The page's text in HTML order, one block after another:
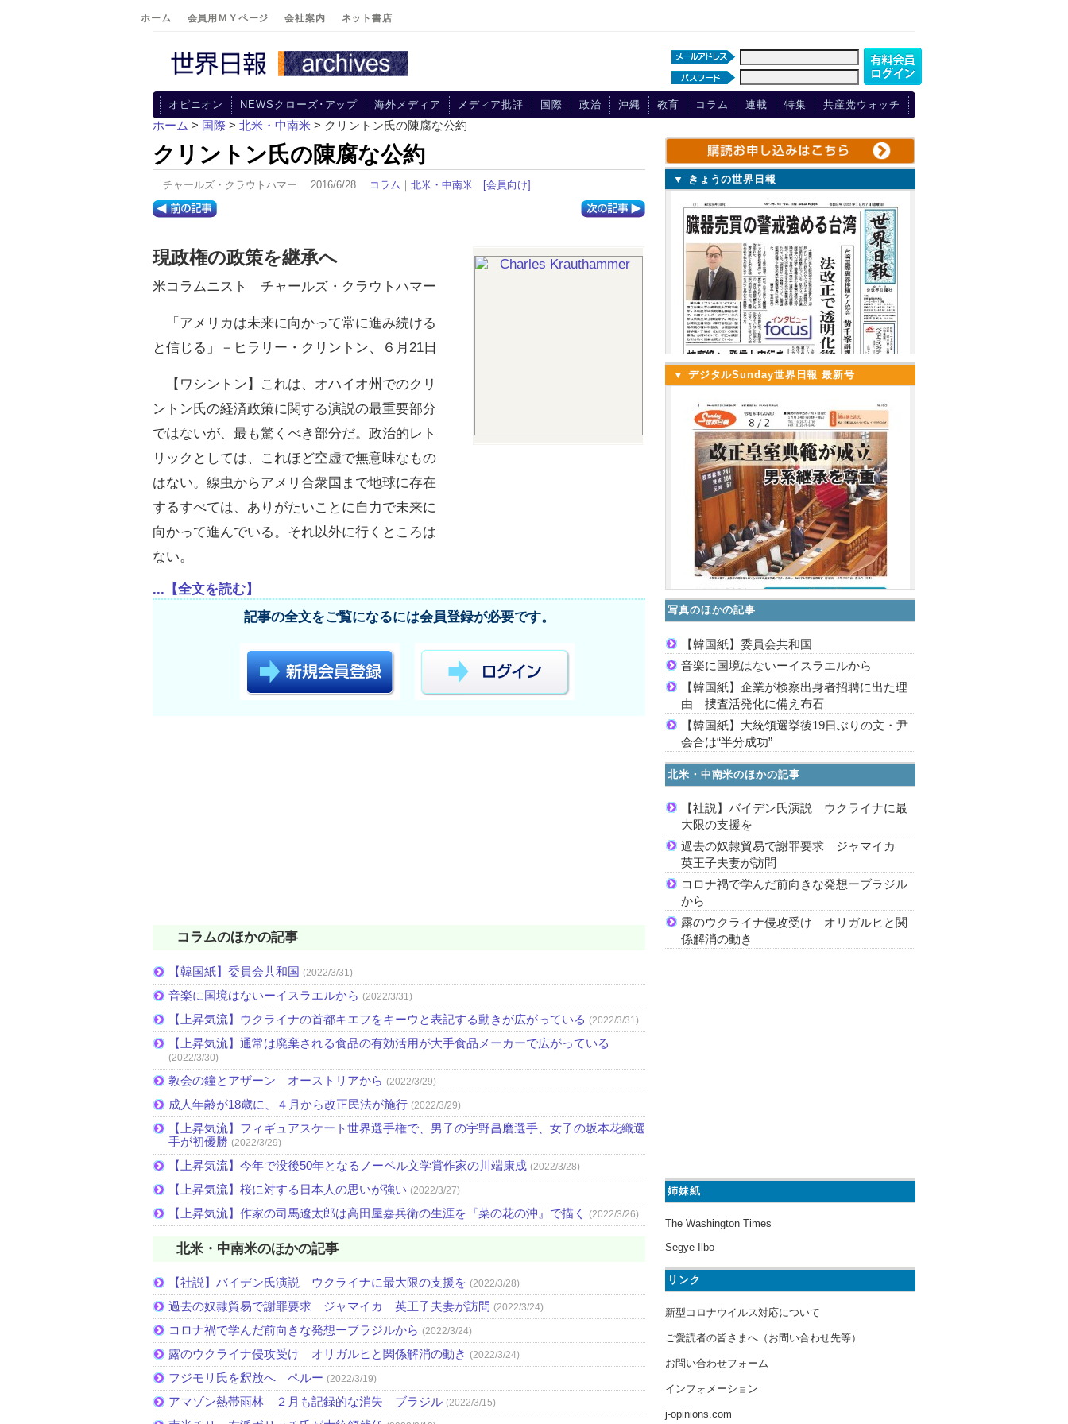
ホーム 会員用ＭＹページ 会社案内 ネット書店
オピニオン NEWSクローズ･アップ 海外メディア メディア批評 国際 政治 沖縄 教育 コラム 連載 特集 共産党ウォッチ
ホーム > 国際 > 北米・中南米 > クリントン氏の陳腐な公約
クリントン氏の陳腐な公約
チャールズ・クラウトハマー 2016/6/28 コラム ｜ 北米・中南米 [会員向け]
現政権の政策を継承へ
米コラムニスト チャールズ・クラウトハマー
「アメリカは未来に向かって常に進み続ける
と信じる」－ヒラリー・クリントン、６月21日
【ワシントン】これは、オハイオ州でのクリ
ントン氏の経済政策に関する演説の最重要部分
ではないが、最も驚くべき部分だ。政治的レト
リックとしては、これほど空虚で無意味なもの
はない。線虫からアメリ合衆国まで地球に存在
するすべては、ありがたいことに自力で未来に
向かって進んでいる。それ以外に行くところは
ない。
...【全文を読む】
記事の全文をご覧になるには会員登録が必要です。
コラムのほかの記事
【韓国紙】委員会共和国 (2022/3/31)
音楽に国境はないーイスラエルから (2022/3/31)
【上昇気流】ウクライナの首都キエフをキーウと表記する動きが広がっている (2022/3/31)
【上昇気流】通常は廃棄される食品の有効活用が大手食品メーカーで広がっている
(2022/3/30)
教会の鐘とアザーン オーストリアから (2022/3/29)
成人年齢が18歳に、４月から改正民法が施行 (2022/3/29)
【上昇気流】フィギュアスケート世界選手権で、男子の宇野昌磨選手、女子の坂本花織選
手が初優勝 (2022/3/29)
【上昇気流】今年で没後50年となるノーベル文学賞作家の川端康成 (2022/3/28)
【上昇気流】桜に対する日本人の思いが強い (2022/3/27)
【上昇気流】作家の司馬遼太郎は高田屋嘉兵衛の生涯を『菜の花の沖』で描く (2022/3/26)
北米・中南米のほかの記事
【社説】バイデン氏演説 ウクライナに最大限の支援を (2022/3/28)
過去の奴隷貿易で謝罪要求 ジャマイカ 英王子夫妻が訪問 (2022/3/24)
コロナ禍で学んだ前向きな発想ーブラジルから (2022/3/24)
露のウクライナ侵攻受け オリガルヒと関係解消の動き (2022/3/24)
フジモリ氏を釈放へ ペルー (2022/3/19)
アマゾン熱帯雨林 ２月も記録的な消失 ブラジル (2022/3/15)
▼ きょうの世界日報
▼ デジタルSunday世界日報 最新号
写真のほかの記事
【韓国紙】委員会共和国
音楽に国境はないーイスラエルから
【韓国紙】企業が検察出身者招聘に出た理
由 捜査活発化に備え布石
【韓国紙】大統領選挙後19日ぶりの文・尹
会合は“半分成功”
北米・中南米のほかの記事
【社説】バイデン氏演説 ウクライナに最
大限の支援を
過去の奴隷貿易で謝罪要求 ジャマイカ
英王子夫妻が訪問
コロナ禍で学んだ前向きな発想ーブラジル
から
露のウクライナ侵攻受け オリガルヒと関
係解消の動き
姉妹紙
The Washington Times
Segye Ilbo
リンク
新型コロナウイルス対応について
ご愛読者の皆さまへ（お問い合わせ先等）
お問い合わせフォーム
インフォメーション
j-opinions.com